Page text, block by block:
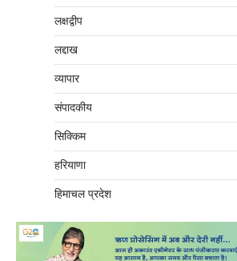
लक्षद्वीप
लद्दाख
व्यापार
संपादकीय
सिक्किम
हरियाणा
हिमाचल प्रदेश